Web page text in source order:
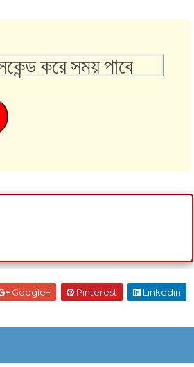
করে সময় পাবে
Google+ Pinterest Linkedin